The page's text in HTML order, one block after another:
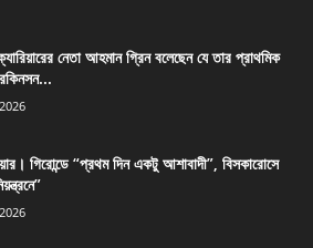
নেতা আহমান গ্রিন বলেছেন যে তার প্রাথমিক
গিরোন্ডে “প্রথম দিন একটু আশাবাদী”, বিসকারোসে